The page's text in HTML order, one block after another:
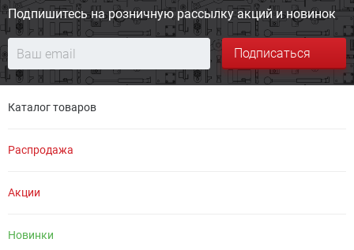
Подпишитесь на розничную рассылку акций и новинок
Подписаться
Каталог товаров
Распродажа
Акции
Новинки